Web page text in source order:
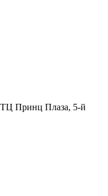
Принц Плаза, 5-й